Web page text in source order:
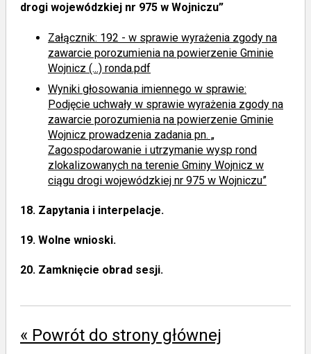
drogi wojewódzkiej nr 975 w Wojniczu”
Załącznik: 192 - w sprawie wyrażenia zgody na
zawarcie porozumienia na powierzenie Gminie
Wojnicz (...) ronda.pdf
Wyniki głosowania imiennego w sprawie:
Podjęcie uchwały w sprawie wyrażenia zgody na
zawarcie porozumienia na powierzenie Gminie
Wojnicz prowadzenia zadania pn. „
Zagospodarowanie i utrzymanie wysp rond
zlokalizowanych na terenie Gminy Wojnicz w
ciągu drogi wojewódzkiej nr 975 w Wojniczu”
18. Zapytania i interpelacje.
19. Wolne wnioski.
20. Zamknięcie obrad sesji.
« Powrót do strony głównej